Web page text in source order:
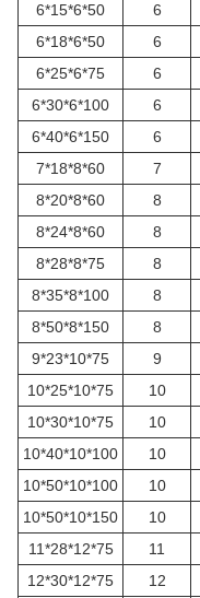
6*15*6*50
6
6*18*6*50
6
6*25*6*75
6
6*30*6*100
6
6*40*6*150
6
7*18*8*60
7
8*20*8*60
8
8*24*8*60
8
8*28*8*75
8
8*35*8*100
8
8*50*8*150
8
9*23*10*75
9
10*25*10*75
10
10*30*10*75
10
10*40*10*100
10
10*50*10*100
10
10*50*10*150
10
11*28*12*75
11
12*30*12*75
12